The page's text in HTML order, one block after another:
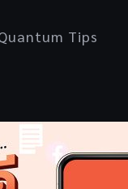
Tips